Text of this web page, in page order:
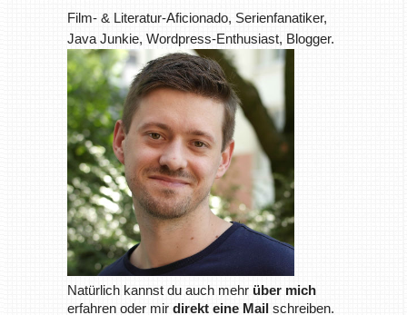
Film- & Literatur-Aficionado, Serienfanatiker,
Java Junkie, Wordpress-Enthusiast, Blogger.
Natürlich kannst du auch mehr über mich
erfahren oder mir direkt eine Mailschreiben.